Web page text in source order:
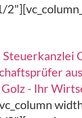
- Ihr